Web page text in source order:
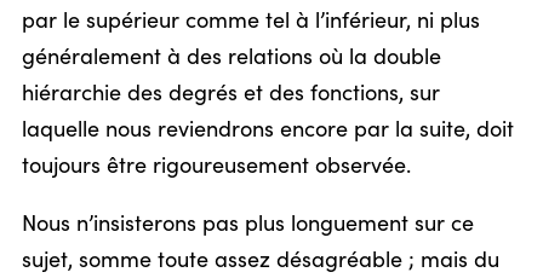
par le supérieur comme tel à l’inférieur, ni plus
généralement à des relations où la double
hiérarchie des degrés et des fonctions, sur
laquelle nous reviendrons encore par la suite, doit
toujours être rigoureusement observée.
Nous n’insisterons pas plus longuement sur ce
sujet, somme toute assez désagréable ; mais du